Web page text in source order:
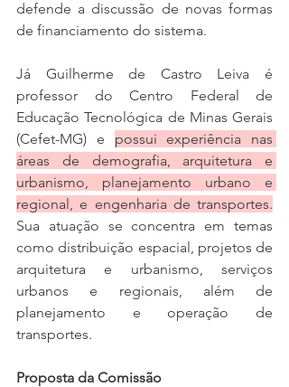
defende a discussão de novas formas
de financiamento do sistema.
Já Guilherme de Castro Leiva é
professor do Centro Federal de
Educação Tecnológica de Minas Gerais
(Cefet-MG) e possui experiência nas
áreas de demografia, arquitetura e
urbanismo, planejamento urbano e
regional, e engenharia de transportes.
Sua atuação se concentra em temas
como distribuição espacial, projetos de
arquitetura e urbanismo, serviços
urbanos e regionais, além de
planejamento e operação de
transportes.
Proposta da Comissão